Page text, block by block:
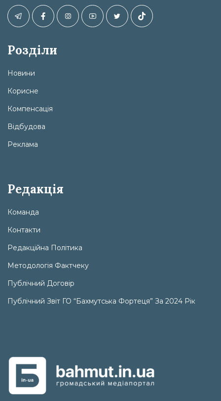
Розділи
Новини
Корисне
Компенсація
Відбудова
Реклама
Редакція
Команда
Контакти
Редакційна Політика
Методологія Фактчеку
Публічний Договір
Публічний Звіт ГО “Бахмутська Фортеця” За 2024 Рік